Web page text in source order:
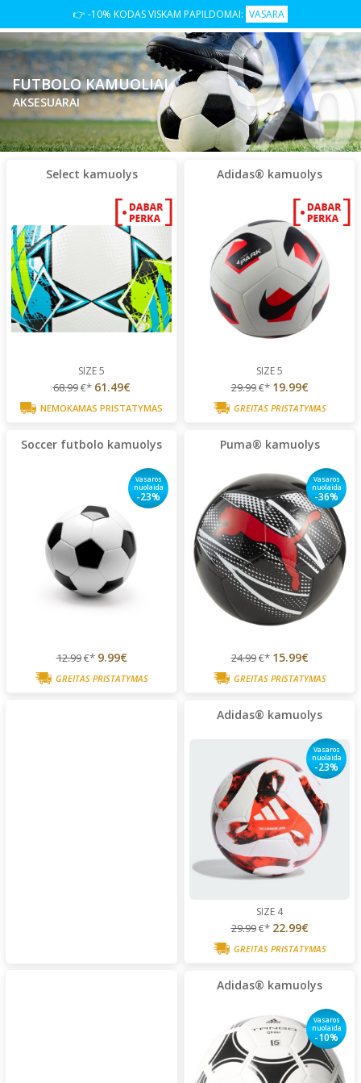
👉 -10% KODAS VISKAM PAPILDOMAI: VASARA
FUTBOLO KAMUOLIAI
AKSESUARAI
Select kamuolys
SIZE 5
68.99€* 61.49€
NEMOKAMAS PRISTATYMAS
Adidas® kamuolys
SIZE 5
29.99€* 19.99€
GREITAS PRISTATYMAS
Soccer futbolo kamuolys
Vasaros
nuolaida
-23%
12.99€* 9.99€
GREITAS PRISTATYMAS
Puma® kamuolys
Vasaros
nuolaida
-36%
24.99€* 15.99€
GREITAS PRISTATYMAS
Adidas® kamuolys
Vasaros
nuolaida
-23%
SIZE 4
29.99€* 22.99€
GREITAS PRISTATYMAS
Adidas® kamuolys
Vasaros
nuolaida
-10%